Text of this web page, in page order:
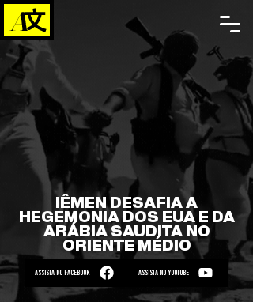
IÊMEN DESAFIA A
HEGEMONIA DOS EUA E DA
ARÁBIA SAUDITA NO
ORIENTE MÉDIO
ASSISTA NO FACEBOOK ASSISTA NO YOUTUBE